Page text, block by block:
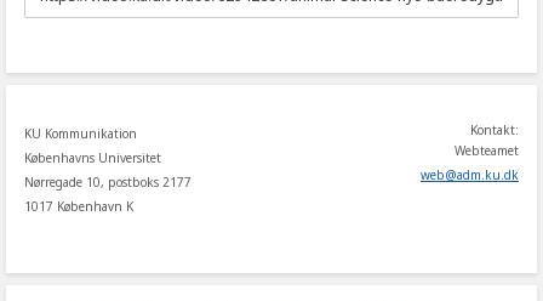
to
KU Kommunikation
Københavns Universitet
Nørregade 10, postboks 2177
1017 København K
Kontakt:
Webteamet
web@adm.ku.dk